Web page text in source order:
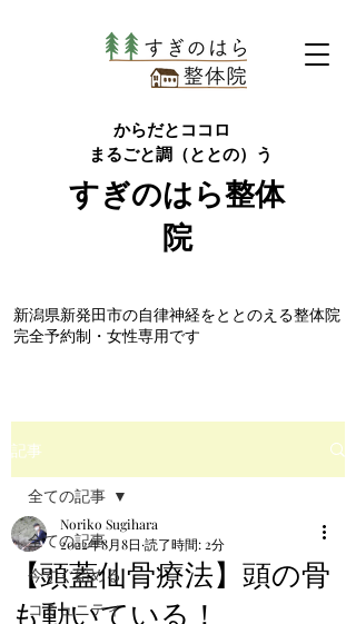
からだとココロ
まるごと調（ととの）う
すぎのはら整体
院
​新潟県新発田市の自律神経をととのえる整体院
完全予約制・女性専用です
記事
全ての記事
今すぐ始める
コミュニティ
全ての記事
【頭蓋仙骨療法】頭の骨
も動いている！
Noriko Sugihara
2022年8月8日 読了時間: 2分